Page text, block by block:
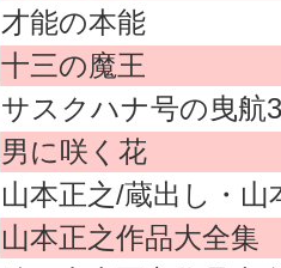
才能の本能
十三の魔王
サスクハナ号の曳
男に咲く花
山本正之/蔵出し・山
山本正之作品大全集